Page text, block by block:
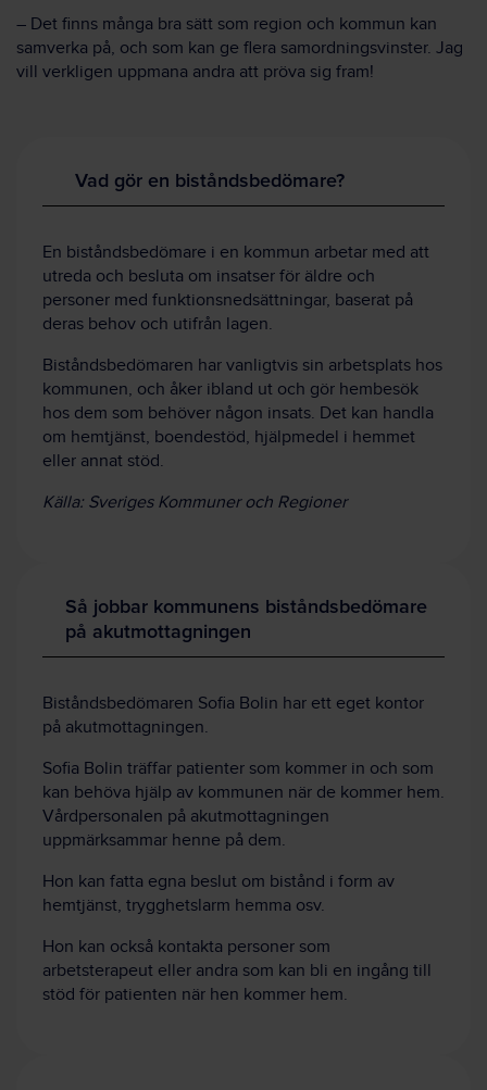
– Det finns många bra sätt som region och kommun kan
samverka på, och som kan ge flera samordningsvinster. Jag
vill verkligen uppmana andra att pröva sig fram!
Vad gör en biståndsbedömare?
En biståndsbedömare i en kommun arbetar med att
utreda och besluta om insatser för äldre och
personer med funktionsnedsättningar, baserat på
deras behov och utifrån lagen.
Biståndsbedömaren har vanligtvis sin arbetsplats hos
kommunen, och åker ibland ut och gör hembesök
hos dem som behöver någon insats. Det kan handla
om hemtjänst, boendestöd, hjälpmedel i hemmet
eller annat stöd.
Källa: Sveriges Kommuner och Regioner
Så jobbar kommunens biståndsbedömare
på akutmottagningen
Biståndsbedömaren Sofia Bolin har ett eget kontor
på akutmottagningen.
Sofia Bolin träffar patienter som kommer in och som
kan behöva hjälp av kommunen när de kommer hem.
Vårdpersonalen på akutmottagningen
uppmärksammar henne på dem.
Hon kan fatta egna beslut om bistånd i form av
hemtjänst, trygghetslarm hemma osv.
Hon kan också kontakta personer som
arbetsterapeut eller andra som kan bli en ingång till
stöd för patienten när hen kommer hem.